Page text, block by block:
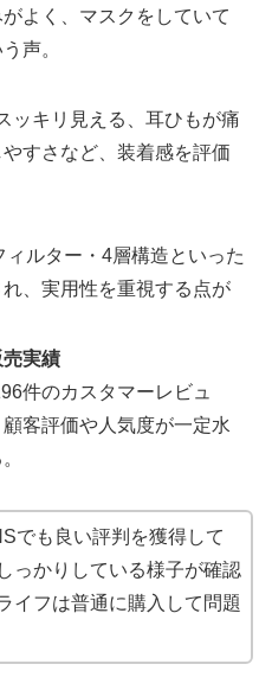
よく、マスクをしていて
声。
ッキリ見える、耳ひもが痛
すさなど、装着感を評価
ルター・4層構造といった
、実用性を重視する点が
実績
件のカスタマーレビュ
客評価や人気度が一定水
でも良い評判を獲得して
っかりしている様子が確認
イフは普通に購入して問題